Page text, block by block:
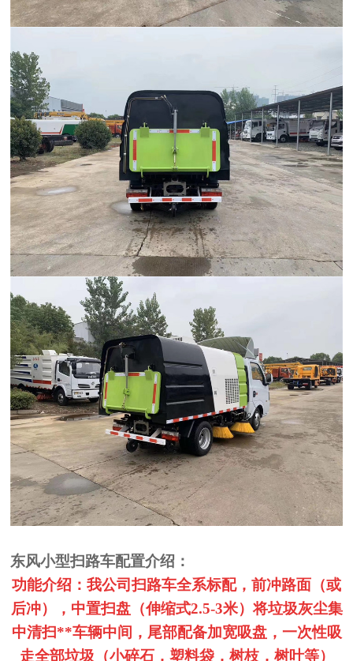
东风小型扫路车配置介绍：
功能介绍：我公司扫路车全系标配，前冲路面（或
后冲），中置扫盘（伸缩式2.5-3米）将垃圾灰尘集
中清扫**车辆中间，尾部配备加宽吸盘，一次性吸
走全部垃圾（小碎石，塑料袋，树枝，树叶等）